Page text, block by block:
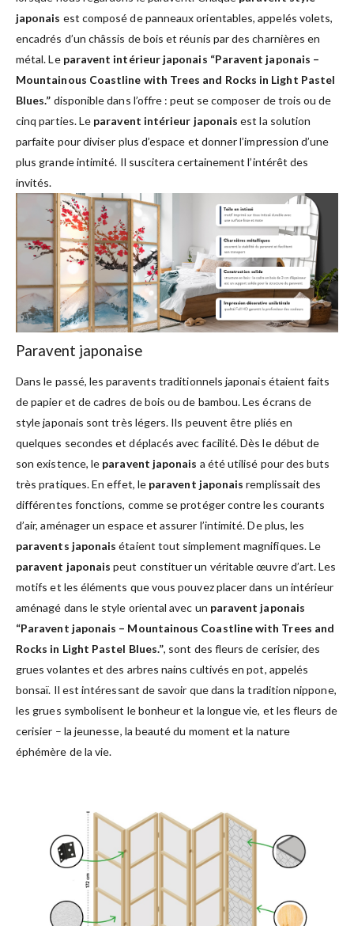
japonais est composé de panneaux orientables, appelés volets,
encadrés d’un châssis de bois et réunis par des charnières en
métal. Le paravent intérieur japonais “Paravent japonais –
Mountainous Coastline with Trees and Rocks in Light Pastel
Blues.” disponible dans l’offre : peut se composer de trois ou de
cinq parties. Le paravent intérieur japonais est la solution
parfaite pour diviser plus d’espace et donner l’impression d’une
plus grande intimité. Il suscitera certainement l’intérêt des
invités.
Paravent japonaise
Dans le passé, les paravents traditionnels japonais étaient faits
de papier et de cadres de bois ou de bambou. Les écrans de
style japonais sont très légers. Ils peuvent être pliés en
quelques secondes et déplacés avec facilité. Dès le début de
son existence, le paravent japonais a été utilisé pour des buts
très pratiques. En effet, le paravent japonais remplissait des
différentes fonctions, comme se protéger contre les courants
d’air, aménager un espace et assurer l’intimité. De plus, les
paravents japonais étaient tout simplement magnifiques. Le
paravent japonais peut constituer un véritable œuvre d’art. Les
motifs et les éléments que vous pouvez placer dans un intérieur
aménagé dans le style oriental avec un paravent japonais
“Paravent japonais – Mountainous Coastline with Trees and
Rocks in Light Pastel Blues.”, sont des fleurs de cerisier, des
grues volantes et des arbres nains cultivés en pot, appelés
bonsaï. Il est intéressant de savoir que dans la tradition nippone,
les grues symbolisent le bonheur et la longue vie, et les fleurs de
cerisier – la jeunesse, la beauté du moment et la nature
éphémère de la vie.